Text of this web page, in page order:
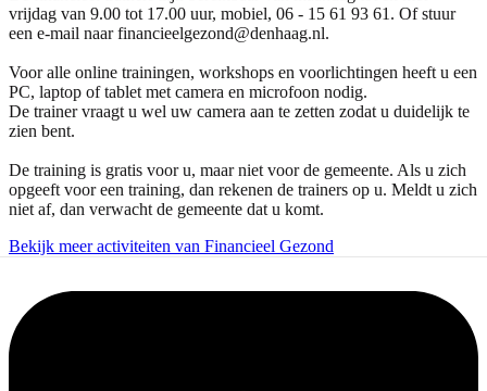
vrijdag van 9.00 tot 17.00 uur, mobiel, 06 - 15 61 93 61. Of stuur
een e-mail naar financieelgezond@denhaag.nl.
Voor alle online trainingen, workshops en voorlichtingen heeft u een
PC, laptop of tablet met camera en microfoon nodig.
De trainer vraagt u wel uw camera aan te zetten zodat u duidelijk te
zien bent.
De training is gratis voor u, maar niet voor de gemeente. Als u zich
opgeeft voor een training, dan rekenen de trainers op u. Meldt u zich
niet af, dan verwacht de gemeente dat u komt.
Bekijk meer activiteiten van Financieel Gezond